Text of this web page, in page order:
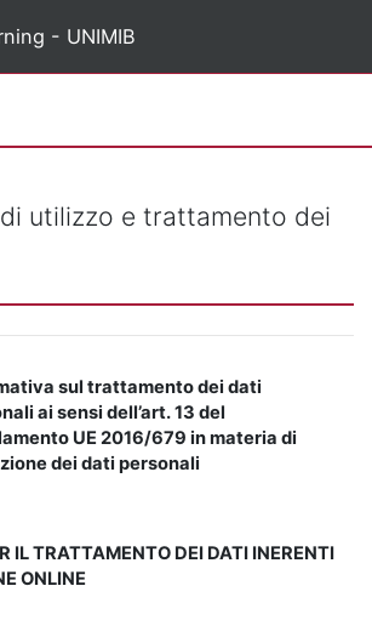
- UNIMIB
utilizzo e trattamento dei
sul trattamento dei dati
ai sensi dell’art. 13 del
UE 2016/679 in materia di
dei dati personali
IL TRATTAMENTO DEI DATI INERENTI
ONLINE